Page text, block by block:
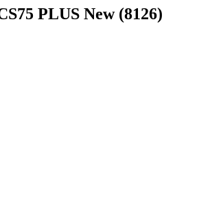
PLUS New (8126)